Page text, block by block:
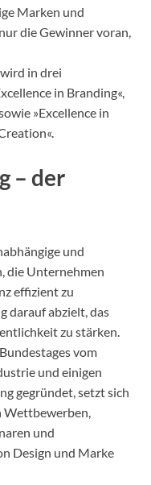
Marken und
die Gewinner voran,
in drei
in Branding«,
»Excellence in
– der
und
die Unternehmen
effizient zu
darauf abzielt, das
zu stärken.
vom
und einigen
gegründet, setzt sich
Wettbewerben,
und
Design und Marke